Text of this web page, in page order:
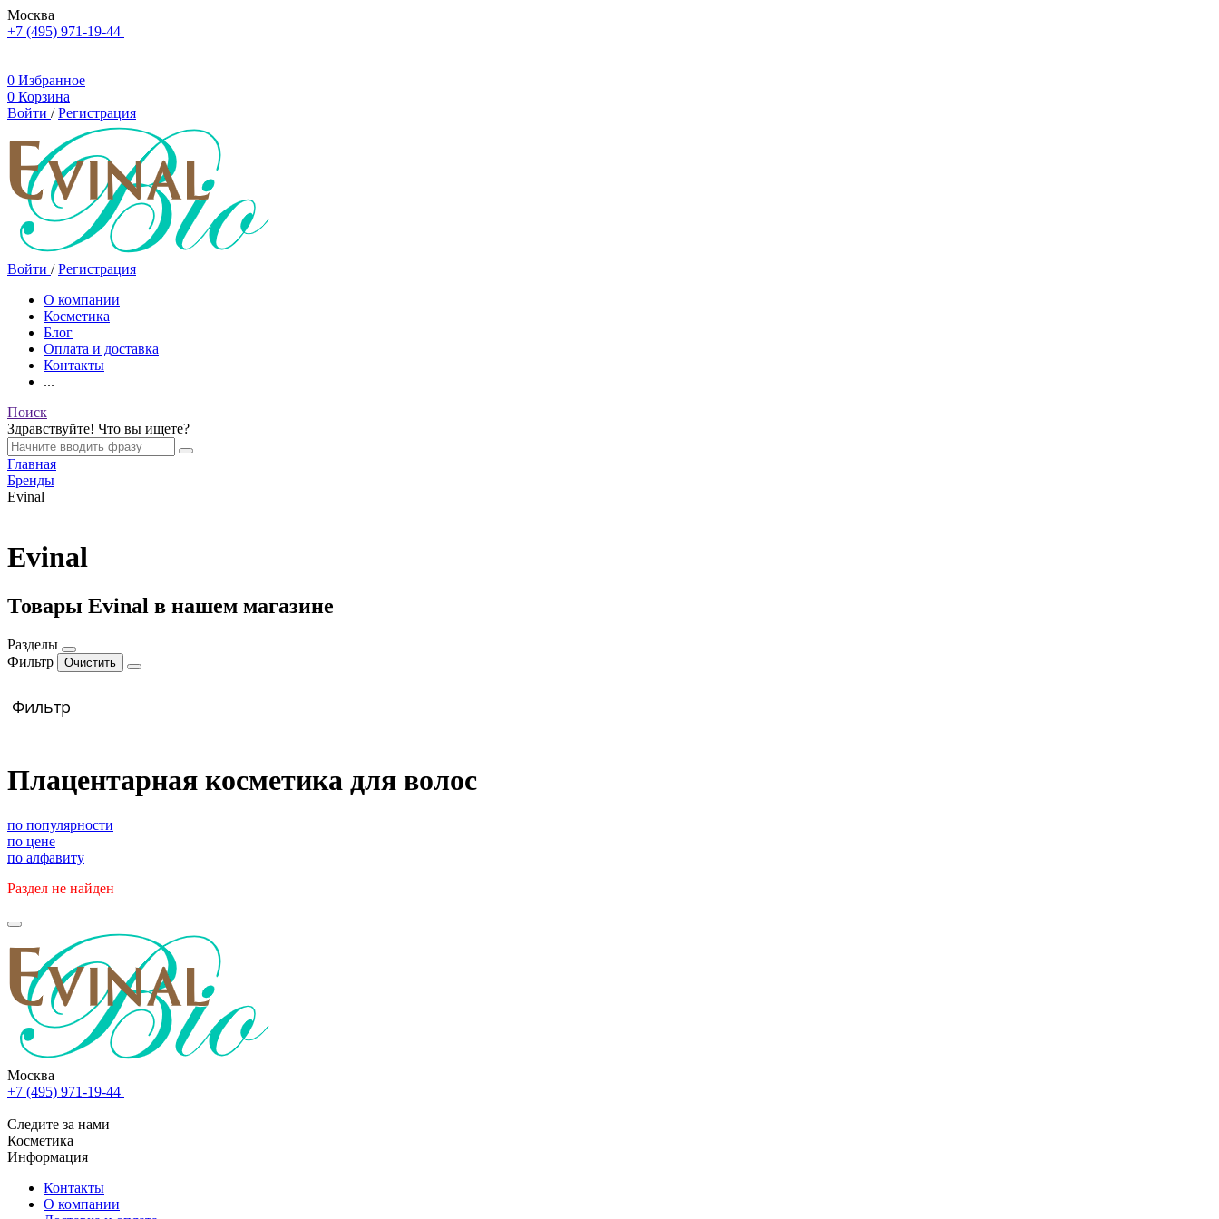
Москва
+7 (495) 971-19-44
0 Избранное
0 Корзина
Войти / Регистрация
Войти / Регистрация
О компании
Косметика
Блог
Оплата и доставка
Контакты
...
Поиск
Здравствуйте! Что вы ищете?
Главная
Бренды
Evinal
Evinal
Товары Evinal в нашем магазине
Разделы
Фильтр
Фильтр
Плацентарная косметика для волос
по популярности
по цене
по алфавиту
Раздел не найден
Москва
+7 (495) 971-19-44
Следите за нами
Косметика
Информация
Контакты
О компании